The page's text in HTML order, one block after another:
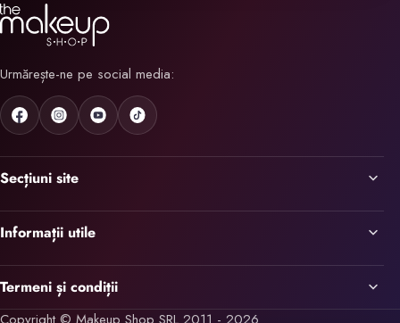
Urmărește-ne pe social media:
Secțiuni site
Informații utile
Termeni și condiții